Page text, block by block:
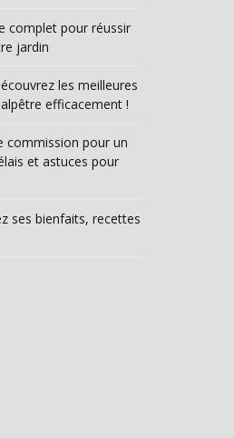
complet pour réussir
jardin
les meilleures
efficacement !
commission pour un
et astuces pour
ses bienfaits, recettes